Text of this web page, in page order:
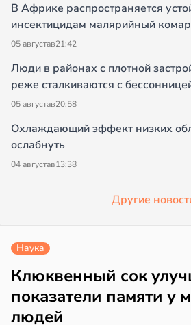
В Африке распространяется
инсектицидам малярийный комар
05 августав21:42
Люди в районах с плотной
реже сталкиваются с
05 августав20:58
Охлаждающий эффект низких
ослабнуть
04 августав13:38
Другие
Наука
Клюквенный сок
показатели памяти у
людей